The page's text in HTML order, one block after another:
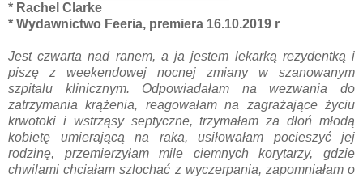
* Rachel Clarke
* Wydawnictwo Feeria, premiera 16.10.2019 r
Jest czwarta nad ranem, a ja jestem lekarką rezydentką i
piszę z weekendowej nocnej zmiany w szanowanym
szpitalu klinicznym. Odpowiadałam na wezwania do
zatrzymania krążenia, reagowałam na zagrażające życiu
krwotoki i wstrząsy septyczne, trzymałam za dłoń młodą
kobietę umierającą na raka, usiłowałam pocieszyć jej
rodzinę, przemierzyłam mile ciemnych korytarzy, gdzie
chwilami chciałam szlochać z wyczerpania, zapomniałam o